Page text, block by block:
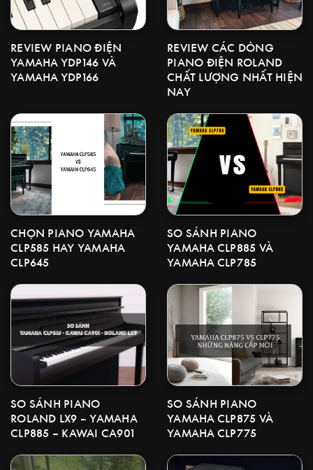
REVIEW PIANO ĐIỆN
YAMAHA YDP146 VÀ
YAMAHA YDP166
REVIEW CÁC DÒNG
PIANO ĐIỆN ROLAND
CHẤT LƯỢNG NHẤT HIỆN
NAY
CHỌN PIANO YAMAHA
CLP585 HAY YAMAHA
CLP645
SO SÁNH PIANO
YAMAHA CLP885 VÀ
YAMAHA CLP785
SO SÁNH PIANO
ROLAND LX9 – YAMAHA
CLP885 – KAWAI CA901
SO SÁNH PIANO
YAMAHA CLP875 VÀ
YAMAHA CLP775